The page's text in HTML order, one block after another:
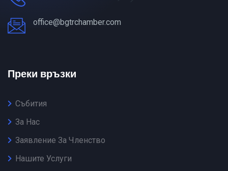
office@bgtrchamber.com
Преки връзки
Събития
За Нас
Заявление За Членство
Нашите Услуги